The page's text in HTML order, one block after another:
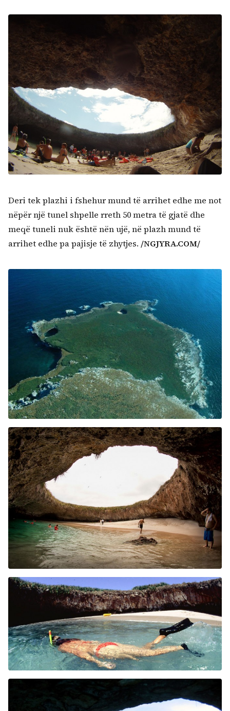
Deri tek plazhi i fshehur mund të arrihet edhe me not
nëpër një tunel shpelle rreth 50 metra të gjatë dhe
meqë tuneli nuk është nën ujë, në plazh mund të
arrihet edhe pa pajisje të zhytjes. /NGJYRA.COM/